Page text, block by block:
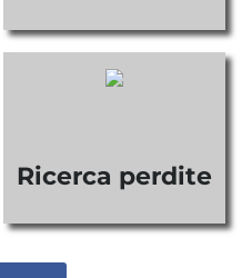
Ricerca perdite